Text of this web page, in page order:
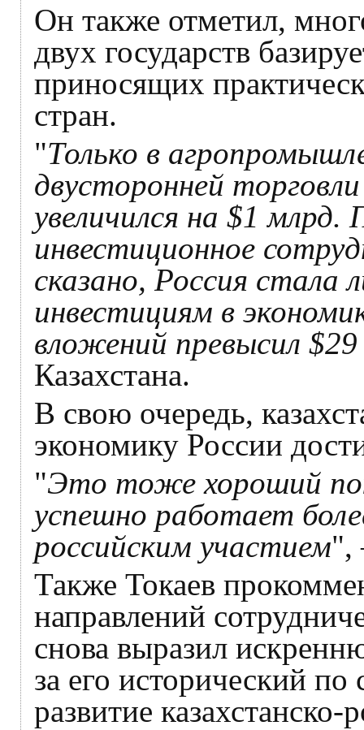
Он также отметил,
двух государств
приносящих
стран.
"Только в
двусторонней
увеличился на $1 млрд.
инвестиционное
сказано, Россия стала
инвестициям в
вложений превысил
Казахстана.
В свою очередь,
экономику России
"Это тоже хороший
успешно работает
российским участием",
Также Токаев
направлений
снова выразил
за его исторический
развитие